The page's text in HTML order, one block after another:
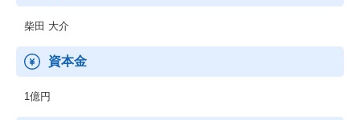
業、スタートアップ、大企業、官公庁まで多くのお客様に愛用い
ただいています。
柴田 大介
資本金
1億円